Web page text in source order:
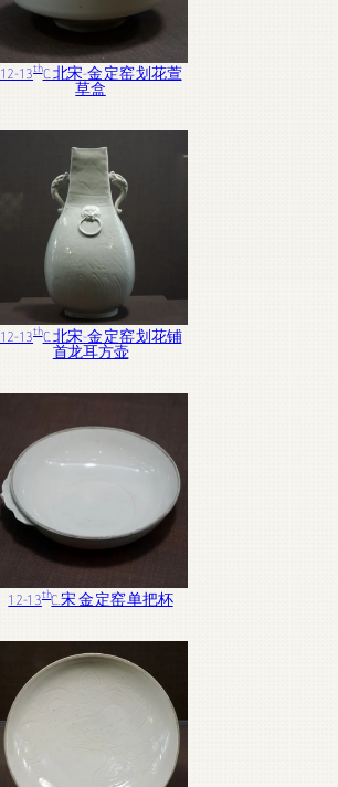
12-13thC. 北宋-金 定窑 划花萱
草盒
12-13thC. 北宋-金 定窑 划花铺
首龙耳方壶
12-13thC. 宋 金 定窑 单把杯